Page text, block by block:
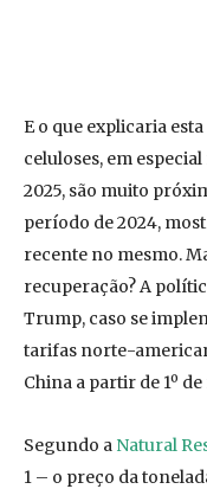
E o que explicaria
celuloses, em
2025, são muito
período de 2024,
recente no mesmo.
recuperação? A
Trump, caso se
tarifas norte-
China a partir de 1º
Segundo a Natural
1 – o preço da